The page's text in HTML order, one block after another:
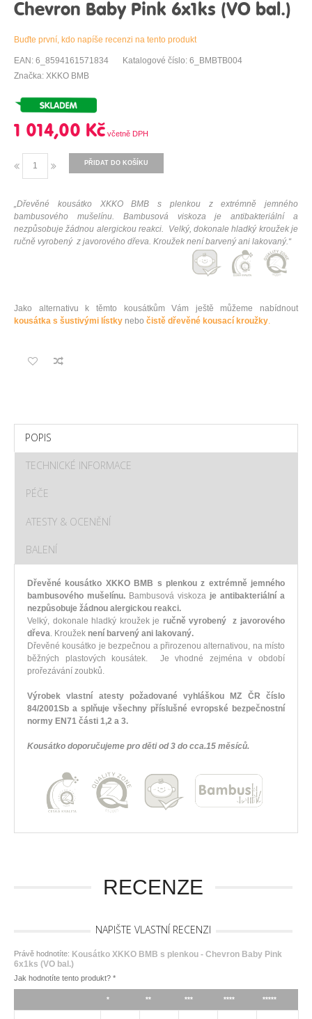
Chevron Baby Pink 6x1ks (VO bal.)
Buďte první, kdo napíše recenzi na tento produkt
EAN: 6_8594161571834
Katalogové číslo: 6_BMBTB004
Značka: XKKO BMB
1 014,00 Kč
PŘIDAT DO KOŠÍKU
„Dřevěné kousátko XKKO BMB s plenkou z extrémně jemného
bambusového mušelínu. Bambusová viskoza je antibakteriální a
nezpůsobuje žádnou alergickou reakci. Velký, dokonale hladký kroužek je
ručně vyrobený z javorového dřeva. Kroužek není barvený ani lakovaný.“
Jako alternativu k těmto kousátkům Vám ještě můžeme nabídnout
kousátka s šustivými lístky nebo čistě dřevěné kousací kroužky.
POPIS
TECHNICKÉ INFORMACE
PÉČE
ATESTY & OCENĚNÍ
BALENÍ
Dřevěné kousátko XKKO BMB s plenkou z extrémně jemného
bambusového mušelínu. Bambusová viskoza je antibakteriální a
nezpůsobuje žádnou alergickou reakci.
Velký, dokonale hladký kroužek je ručně vyrobený z javorového
dřeva. Kroužek není barvený ani lakovaný.
Dřevěné kousátko je bezpečnou a přirozenou alternativou, na místo
běžných plastových kousátek. Je vhodné zejména v období
prořezávání zoubků.
Výrobek vlastní atesty požadované vyhláškou MZ ČR číslo
84/2001Sb a splňuje všechny příslušné evropské bezpečnostní
normy EN71 části 1,2 a 3.
Kousátko doporučujeme pro děti od 3 do cca.15 měsíců.
RECENZE
NAPIŠTE VLASTNÍ RECENZI
Právě hodnotíte: Kousátko XKKO BMB s plenkou - Chevron Baby Pink
6x1ks (VO bal.)
Jak hodnotíte tento produkt? *
* ** *** **** *****